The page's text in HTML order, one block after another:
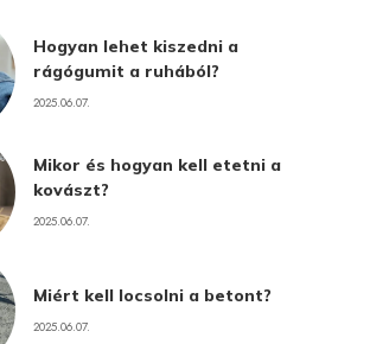
Hogyan lehet kiszedni a
rágógumit a ruhából?
2025.06.07.
Mikor és hogyan kell etetni a
kovászt?
2025.06.07.
Miért kell locsolni a betont?
2025.06.07.